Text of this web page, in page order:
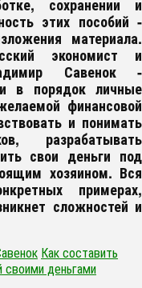
сохранении и
этих пособий -
материала.
экономист и
Савенок -
в порядок личные
финансовой
и понимать
разрабатывать
свои деньги под
хозяином. Вся
примерах,
сложностей и
Как составить
своими деньгами